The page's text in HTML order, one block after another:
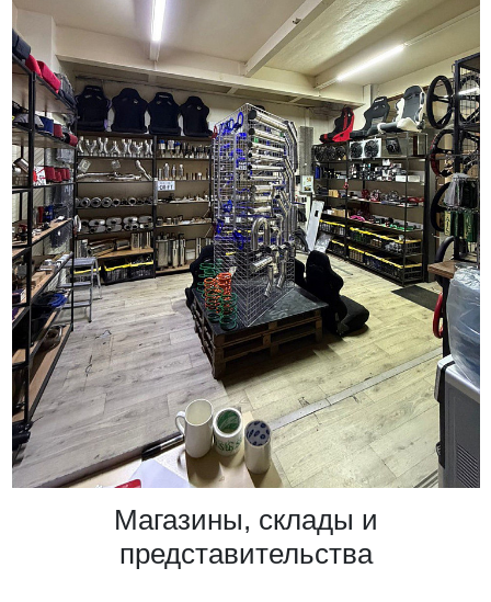
Магазины, склады и
представительства